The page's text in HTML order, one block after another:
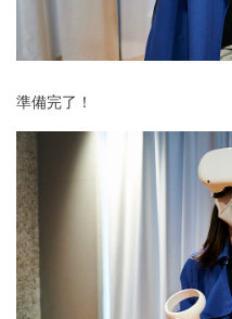
準備完了！